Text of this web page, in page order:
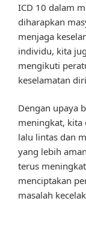
ICD 10 dalam
diharapkan
menjaga
individu, kita
mengikuti
keselamatan
Dengan upaya
meningkat, kita
lalu lintas dan
yang lebih
terus
menciptakan
masalah